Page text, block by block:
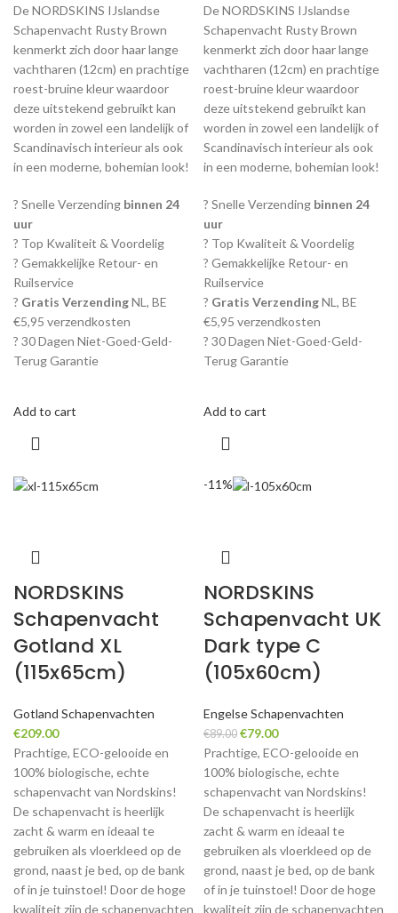
De NORDSKINS IJslandse
Schapenvacht Rusty Brown
kenmerkt zich door haar lange
vachtharen (12cm) en prachtige
roest-bruine kleur waardoor
deze uitstekend gebruikt kan
worden in zowel een landelijk of
Scandinavisch interieur als ook
in een moderne, bohemian look!
? Snelle Verzending binnen 24
uur
? Top Kwaliteit & Voordelig
? Gemakkelijke Retour- en
Ruilservice
? Gratis VerzendingNL, BE
€5,95 verzendkosten
? 30 Dagen Niet-Goed-Geld-
Terug Garantie
Add to cart
De NORDSKINS IJslandse
Schapenvacht Rusty Brown
kenmerkt zich door haar lange
vachtharen (12cm) en prachtige
roest-bruine kleur waardoor
deze uitstekend gebruikt kan
worden in zowel een landelijk of
Scandinavisch interieur als ook
in een moderne, bohemian look!
? Snelle Verzending binnen 24
uur
? Top Kwaliteit & Voordelig
? Gemakkelijke Retour- en
Ruilservice
? Gratis VerzendingNL, BE
€5,95 verzendkosten
? 30 Dagen Niet-Goed-Geld-
Terug Garantie
Add to cart
NORDSKINS
Schapenvacht
Gotland XL
(115x65cm)
Gotland Schapenvachten
€209.00
Prachtige, ECO-gelooide en
100% biologische, echte
schapenvacht van Nordskins!
De schapenvacht is heerlijk
zacht & warm en ideaal te
gebruiken als vloerkleed op de
grond, naast je bed, op de bank
of in je tuinstoel! Door de hoge
kwaliteit zijn de schapenvachten
-11%
NORDSKINS
Schapenvacht UK
Dark type C
(105x60cm)
Engelse Schapenvachten
€89.00 Original
price
was:
€89.00.
€79.00Current
price
is:
€79.00.
Prachtige, ECO-gelooide en
100% biologische, echte
schapenvacht van Nordskins!
De schapenvacht is heerlijk
zacht & warm en ideaal te
gebruiken als vloerkleed op de
grond, naast je bed, op de bank
of in je tuinstoel! Door de hoge
kwaliteit zijn de schapenvachten